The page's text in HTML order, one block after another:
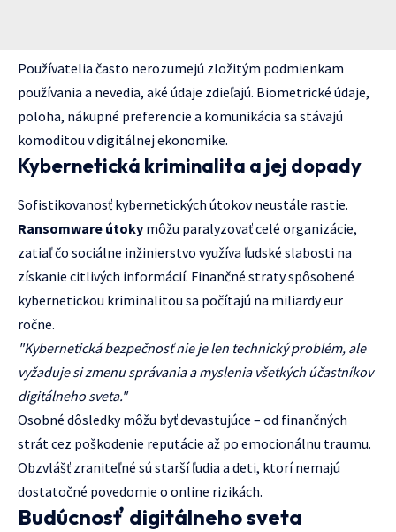
Používatelia často nerozumejú zložitým podmienkam
používania a nevedia, aké údaje zdieľajú. Biometrické údaje,
poloha, nákupné preferencie a komunikácia sa stávajú
komoditou v digitálnej ekonomike.
Kybernetická kriminalita a jej dopady
Sofistikovanosť kybernetických útokov neustále rastie.
Ransomware útoky môžu paralyzovať celé organizácie,
zatiaľ čo sociálne inžinierstvo využíva ľudské slabosti na
získanie citlivých informácií. Finančné straty spôsobené
kybernetickou kriminalitou sa počítajú na miliardy eur
ročne.
"Kybernetická bezpečnosť nie je len technický problém, ale
vyžaduje si zmenu správania a myslenia všetkých účastníkov
digitálneho sveta."
Osobné dôsledky môžu byť devastujúce – od finančných
strát cez poškodenie reputácie až po emocionálnu traumu.
Obzvlášť zraniteľné sú starší ľudia a deti, ktorí nemajú
dostatočné povedomie o online rizikách.
Budúcnosť digitálneho sveta